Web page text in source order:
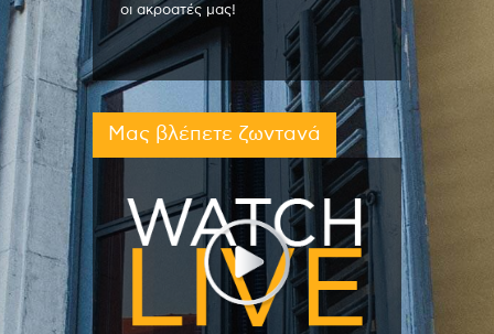
οι ακροατές μας!
Μας βλέπετε ζωντανά